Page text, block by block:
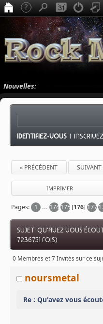
Nouvelles:
IDENTIFIEZ-VOUS |
« PRÉCÉDENT SUIVANT
IMPRIMER
Pages: 1 ...174175 [176]177
SUJET: QU'AVEZ VOUS
7236751 FOIS)
0 Membres et 7 Invités sur ce
noursmetal
Re : Qu'avez vous